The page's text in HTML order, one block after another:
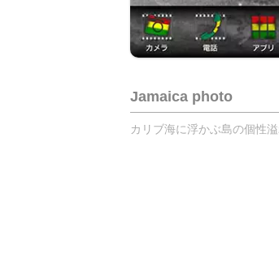
Jamaica photo
カリブ海に浮かぶ島の個性